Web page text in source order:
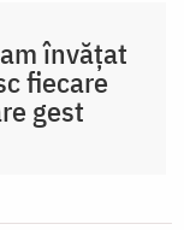
învățat
fiecare
gest